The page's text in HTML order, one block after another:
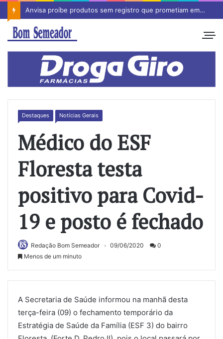
Anvisa proíbe produtos sem registro que prometiam emagrecimento
Destaques Notícias Gerais
Médico do ESF
Floresta testa
positivo para Covid-
19 e posto é fechado
Redação Bom Semeador 09/06/2020
0
Menos de um minuto
A Secretaria de Saúde informou na manhã desta
terça-feira (09) o fechamento temporário da
Estratégia de Saúde da Família (ESF 3) do bairro